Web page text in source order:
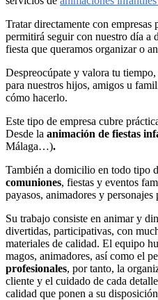
Tratar directamente con empresas
permitirá seguir con nuestro día a
fiesta que queramos organizar o
Despreocúpate y valora tu
para nuestros hijos, amigos u
cómo hacerlo.
Este tipo de empresa cubre
Desde la animación de fiestas
Málaga…).
También a domicilio en todo tipo
comuniones, fiestas y eventos
payasos, animadores y personajes
Su trabajo consiste en animar y
divertidas, participativas, con
materiales de calidad. El equipo
magos, animadores, así como el
profesionales, por tanto, la
cliente y el cuidado de cada
calidad que ponen a su